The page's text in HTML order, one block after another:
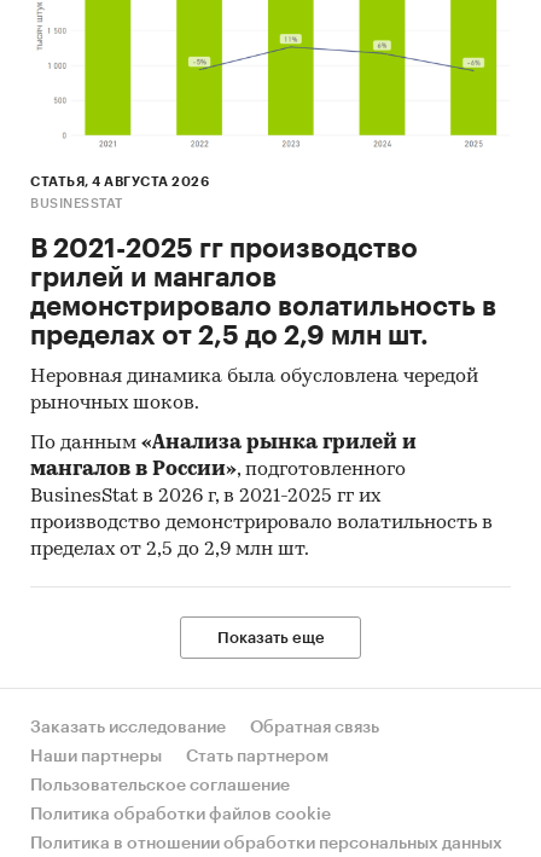
СТАТЬЯ, 4 АВГУСТА 2026
BUSINESSTAT
В 2021-2025 гг производство
грилей и мангалов
демонстрировало волатильность в
пределах от 2,5 до 2,9 млн шт.
Неровная динамика была обусловлена чередой
рыночных шоков.
По данным «Анализа рынка грилей и
мангалов в России», подготовленного
BusinesStat в 2026 г, в 2021-2025 гг их
производство демонстрировало волатильность в
пределах от 2,5 до 2,9 млн шт.
Показать еще
Заказать исследование
Обратная связь
Наши партнеры
Стать партнером
Пользовательское соглашение
Политика обработки файлов cookie
Политика в отношении обработки персональных данных